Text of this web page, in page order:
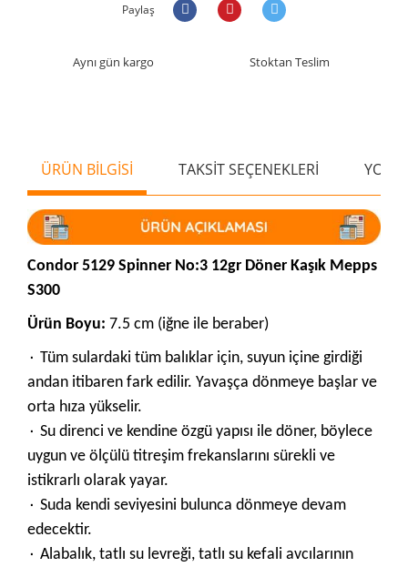
Paylaş
Aynı gün kargo Stoktan Teslim
ÜRÜN BİLGİSİ TAKSİT SEÇENEKLERİ
Condor 5129 Spinner No:3 12gr Döner Kaşık Mepps
S300
Ürün Boyu: 7.5 cm (iğne ile beraber)
۰ Tüm sulardaki tüm balıklar için, suyun içine girdiği
andan itibaren fark edilir. Yavaşça dönmeye başlar ve
orta hıza yükselir.
۰ Su direnci ve kendine özgü yapısı ile döner, böylece
uygun ve ölçülü titreşim frekanslarını sürekli ve
istikrarlı olarak yayar.
۰ Suda kendi seviyesini bulunca dönmeye devam
edecektir.
۰ Alabalık, tatlı su levreği, tatlı su kefali avcılarının